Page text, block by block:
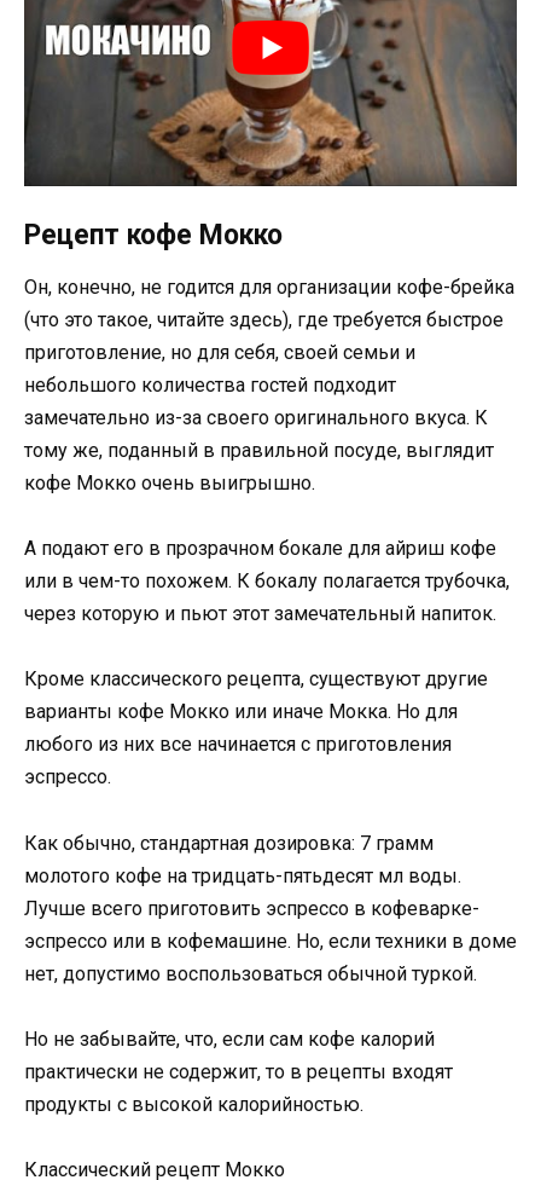
Рецепт кофе Мокко
Он, конечно, не годится для организации кофе-брейка
(что это такое, читайте здесь), где требуется быстрое
приготовление, но для себя, своей семьи и
небольшого количества гостей подходит
замечательно из-за своего оригинального вкуса. К
тому же, поданный в правильной посуде, выглядит
кофе Мокко очень выигрышно.
А подают его в прозрачном бокале для айриш кофе
или в чем-то похожем. К бокалу полагается трубочка,
через которую и пьют этот замечательный напиток.
Кроме классического рецепта, существуют другие
варианты кофе Мокко или иначе Мокка. Но для
любого из них все начинается с приготовления
эспрессо.
Как обычно, стандартная дозировка: 7 грамм
молотого кофе на тридцать-пятьдесят мл воды.
Лучше всего приготовить эспрессо в кофеварке-
эспрессо или в кофемашине. Но, если техники в доме
нет, допустимо воспользоваться обычной туркой.
Но не забывайте, что, если сам кофе калорий
практически не содержит, то в рецепты входят
продукты с высокой калорийностью.
Классический рецепт Мокко